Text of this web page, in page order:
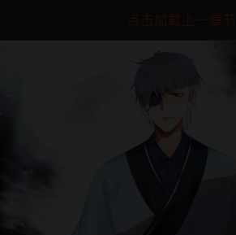
点击加载上一章节